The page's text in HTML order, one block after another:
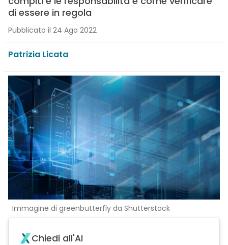
di essere in regola
Pubblicato il 24 Ago 2022
Patrizia Licata
Immagine di greenbutterfly da Shutterstock
Chiedi all'AI